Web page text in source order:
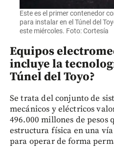
Este es el primer contenedor
para instalar en el Túnel del
este miércoles. Foto: Cortesía
Equipos
incluye la
Túnel del Toyo?
Se trata del conjunto de
mecánicos y eléctricos
496.000 millones de
estructura física en una
para operar de forma